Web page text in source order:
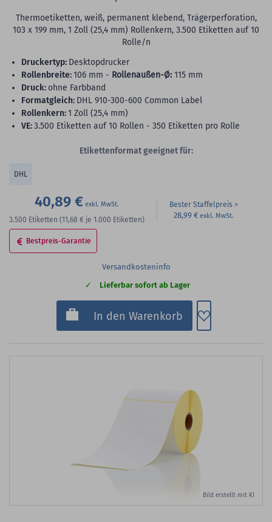
Thermoetiketten, weiß, permanent klebend, Trägerperforation,
103 x 199 mm, 1 Zoll (25,4 mm) Rollenkern, 3.500 Etiketten auf 10
Rolle/n
Druckertyp: Desktopdrucker
Rollenbreite:106 mm - Rollenaußen-Ø: 115 mm
Druck: ohne Farbband
Formatgleich: DHL 910-300-600 Common Label
Rollenkern:1 Zoll (25,4 mm)
VE:3.500 Etiketten auf 10 Rollen - 350 Etiketten pro Rolle
Etikettenformat geeignet für:
DHL
40,89 €
3.500 Etiketten (11,68 € je 1.000 Etiketten)
Bester Staffelpreis
28,99 €
Bestpreis-Garantie
Versandkosteninfo
Lieferbar sofort ab Lager
In den Warenkorb Zum
Bild erstellt mit KI